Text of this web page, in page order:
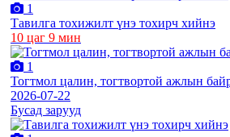
1
Тавилга тохижилт үнэ тохирч хийнэ
10 цаг 9 мин
1
Тогтмол цалин, тогтвортой ажлын
2026-07-22
Бусад зарууд